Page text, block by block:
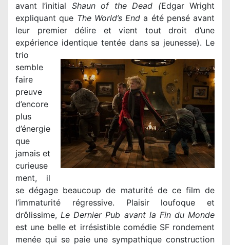
avant l’initial Shaun of the Dead (Edgar Wright
expliquant que The World’s Enda été pensé avant
leur premier délire et vient tout droit d’une
expérience identique tentée dans sa jeunesse). Le
trio
semble
faire
preuve
d’encore
plus
d’énergie
que
jamais et
curieuse
ment, il
se dégage beaucoup de maturité de ce film de
l’immaturité régressive. Plaisir loufoque et
drôlissime,Le Dernier Pub avant la Fin du Monde
est une belle et irrésistible comédie SF rondement
menée qui se paie une sympathique construction